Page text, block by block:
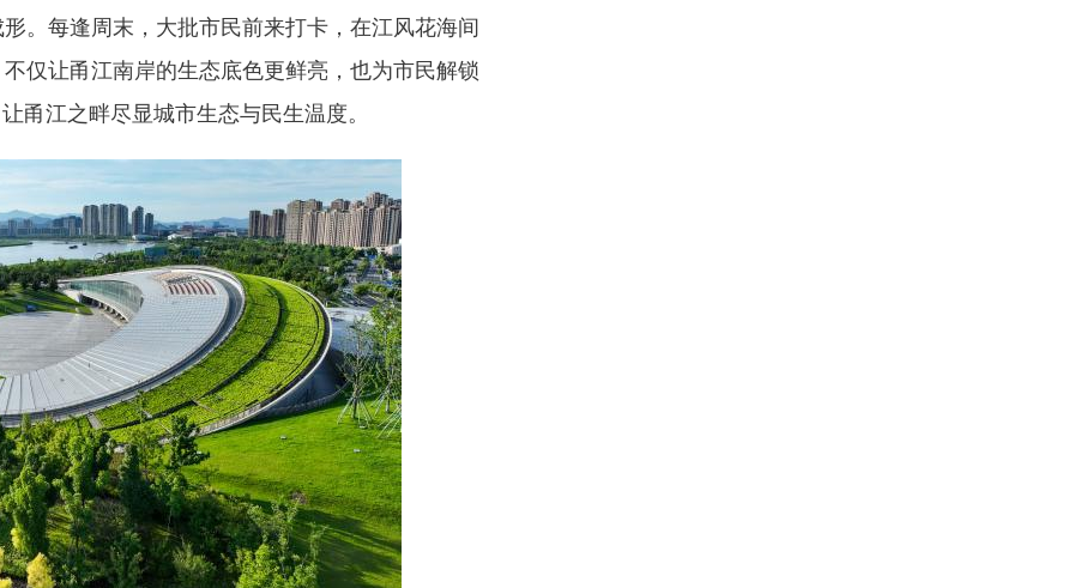
每逢周末，大批市民前来打卡，在江风花海间
仅让甬江南岸的生态底色更鲜亮，也为市民解锁
甬江之畔尽显城市生态与民生温度。